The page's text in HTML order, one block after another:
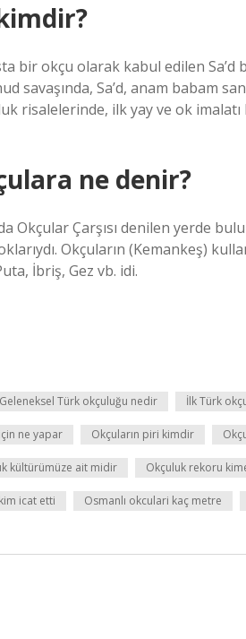
bir okçu olarak kabul edilen Sa’d
savaşında, Sa’d, anam babam
risalelerinde, ilk yay ve ok
ne denir?
Okçular Çarşısı denilen yerde
Okçuların (Kemankeş)
İbriş, Gez vb. idi.
Geleneksel Türk okçuluğu nedir İlk Türk
ne yapar Okçuların piri kimdir
kültürümüze ait midir Okçuluk rekoru
icat etti Osmanlı okculari kaç metre